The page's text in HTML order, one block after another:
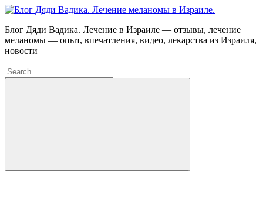
Skip
content
Блог
Дяди
Вадика.
меланомы
в
Блог Дяди Вадика. Лечение в Израиле — отзывы, лечение
меланомы — опыт, впечатления, видео, лекарства из Израиля,
новости
Search
for:
Search